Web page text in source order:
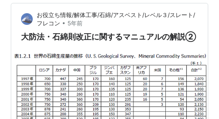
とも知られており、クロシドライトの危険性が最も高
く、アモサイトがこれに次ぎ、クリソタイルはクロシド
ライト、アモサイトよりも危険性が低いといわれ…
お役立ち情報/解体工事/石綿/アスベスト/レベル３/スレート/
フレコン • 5年前
大防法・石綿則改正に関するマニュアルの解説②